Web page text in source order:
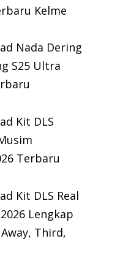
Kelme
Nada Dering
S25 Ultra
Kit DLS
Terbaru
Kit DLS Real
Lengkap
Third,